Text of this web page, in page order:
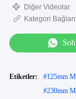
Diğer Videolar
Kategori
Etiketler: #125mm
#230mm